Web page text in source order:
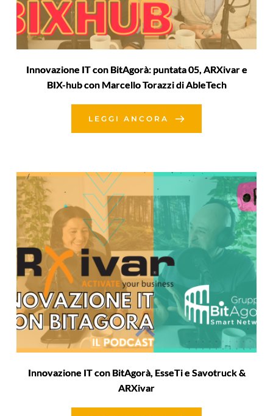
Innovazione IT con BitAgorà: puntata 05, ARXivar e
BIX-hub con Marcello Torazzi di AbleTech
LEGGI ANCORA
Innovazione IT con BitAgorà, EsseTi e Savotruck &
ARXivar